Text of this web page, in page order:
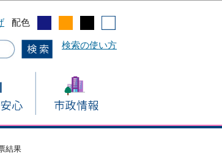
配色
検索の使い方
結果